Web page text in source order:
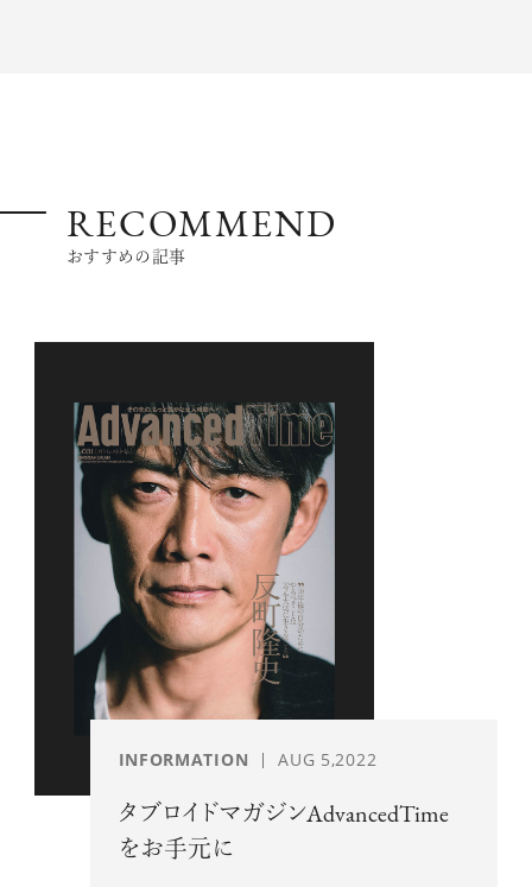
RECOMMEND
おすすめの記事
INFORMATION AUG 5,2022
タブロイドマガジンAdvancedTime
をお手元に